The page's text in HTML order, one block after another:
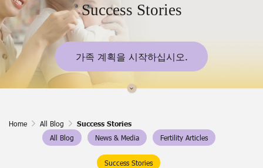
Success Stories
가족 계획을 시작하십시오.
Home All Blog Success Stories
All Blog News & Media Fertility Articles
Success Stories